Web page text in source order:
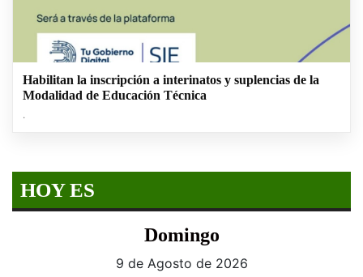
Habilitan la inscripción a interinatos y suplencias de la
Modalidad de Educación Técnica
.
HOY ES
Domingo
9 de Agosto de 2026